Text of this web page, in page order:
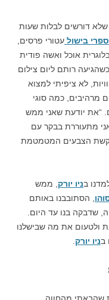
שלא דורשים לבלות שעות
ספרי בישול עטורי פרסים,
אוכל ואשה פודית
רותם ליום צילום
לא ציפיתי למצוא
מרהיבים, כמה סוגי
“את יודעת שאני ממש
מתעוררת בבקר עם
קשת הצבעים המטמטמת
בניו יורק, ממש
, הסתובבנו באותם
שדבקה בנו עד היום.
ולטעום את מה שבישלנו
בניו יורק.